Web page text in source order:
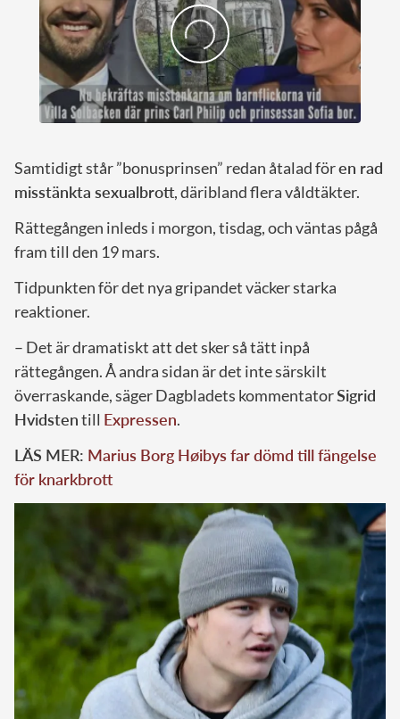
Samtidigt står ”bonusprinsen” redan åtalad fören rad
misstänkta sexualbrott, däribland flera våldtäkter.
Rättegången inleds i morgon, tisdag, och väntas pågå
fram till den 19 mars.
Tidpunkten för det nya gripandet väcker starka
reaktioner.
– Det är dramatiskt att det sker så tätt inpå
rättegången. Å andra sidan är det inte särskilt
överraskande, säger Dagbladets kommentatorSigrid
Hvidstentill Expressen.
LÄS MER: Marius Borg Høibys far dömd till fängelse
för knarkbrott